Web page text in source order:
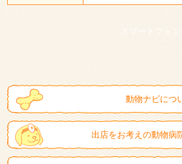
スマートフォン |
動物ナビにつ
出店をお考えの動物病